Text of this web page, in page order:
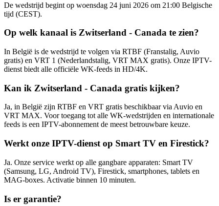
De wedstrijd begint op woensdag 24 juni 2026 om 21:00 Belgische
tijd (CEST).
Op welk kanaal is Zwitserland - Canada te zien?
In België is de wedstrijd te volgen via RTBF (Franstalig, Auvio
gratis) en VRT 1 (Nederlandstalig, VRT MAX gratis). Onze IPTV-
dienst biedt alle officiële WK-feeds in HD/4K.
Kan ik Zwitserland - Canada gratis kijken?
Ja, in België zijn RTBF en VRT gratis beschikbaar via Auvio en
VRT MAX. Voor toegang tot alle WK-wedstrijden en internationale
feeds is een IPTV-abonnement de meest betrouwbare keuze.
Werkt onze IPTV-dienst op Smart TV en Firestick?
Ja. Onze service werkt op alle gangbare apparaten: Smart TV
(Samsung, LG, Android TV), Firestick, smartphones, tablets en
MAG-boxes. Activatie binnen 10 minuten.
Is er garantie?